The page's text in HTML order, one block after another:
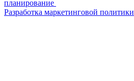
планирование
Разработка маркетинговой политики